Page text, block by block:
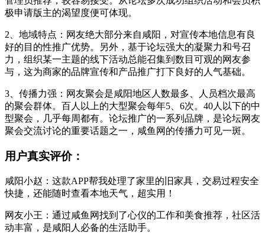
极申请版主的渴望度便可体现。
2、地域特点：网友绝大部分来自咸阳，对宣传本地信息有良
好的目的性推广优势。另外，基于论坛强大的凝聚力和号召
力，组织某一主题的线下活动总能召集到数目可观的网友参
与，这为商家的品牌宣传和产品推广打下良好的人气基础。
3、传播力强：网友聚会是咸阳地区人数最多、人员档次最高
的聚会群体。百人以上的大型聚会每年5、6次。40人以下的中
型聚会，几乎每周都有。论坛推广的一系列品牌，是论坛网友
聚会交流讨论的重要话题之一，咸鱼网的传播力可见一斑。
用户真实评价：
咸阳小赵：这款APP帮我处理了家里的旧家具，交易过程安全
快捷，还能随时查看本地天气，超实用！
网友小王：通过咸鱼网找到了心仪的工作和美食推荐，社区活
动丰富，是咸阳人必备的生活助手。